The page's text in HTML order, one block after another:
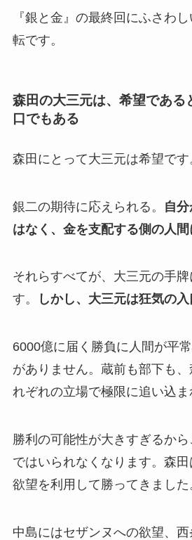
『銀と金』の最終回にふさわ
転です。
森田の大三元は、希望である
口でもある
森田にとって大三元は希望です
銀二の期待に応えられる。
自
はなく、金を支配する側の人間
それらすべてが、大三元の手牌
す。
しかし、大三元は狂気の入
6000億に届く勝負に人間が平
がありません。蔵前も部下も
れぞれの立場で極限に追い込ま
勝利の可能性が大きすぎるか
ではいられなくなります。森
欲望を利用して勝ってきました
中島にはセザンヌへの欲望、